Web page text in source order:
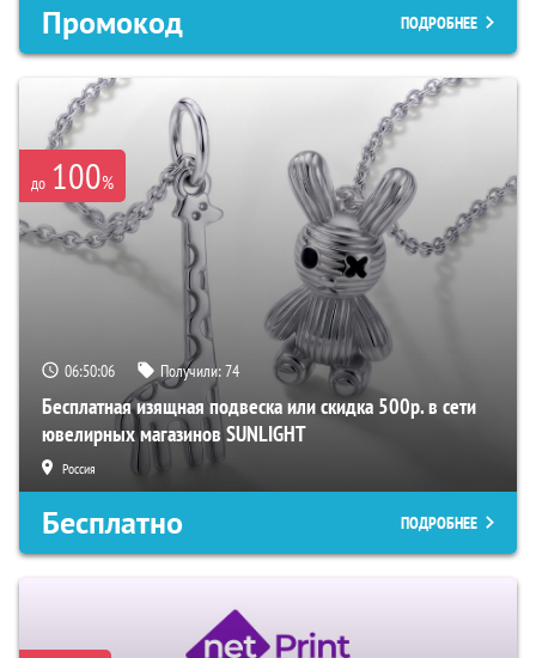
Промокод ПОДРОБНЕЕ
до 100%
06:50:05 Получили:74
Бесплатная изящная подвеска или скидка 500р. в сети
ювелирных магазинов SUNLIGHT
Россия
Бесплатно ПОДРОБНЕЕ